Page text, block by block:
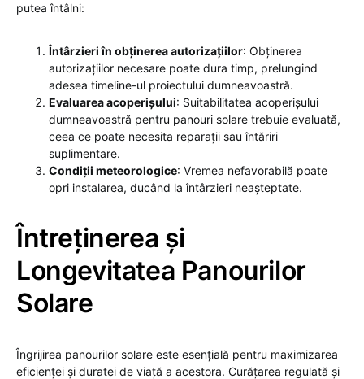
putea întâlni:
Întârzieri în obținerea autorizațiilor: Obținerea
autorizațiilor necesare poate dura timp, prelungind
adesea timeline-ul proiectului dumneavoastră.
Evaluarea acoperișului: Suitabilitatea acoperișului
dumneavoastră pentru panouri solare trebuie evaluată,
ceea ce poate necesita reparații sau întăriri
suplimentare.
Condiții meteorologice: Vremea nefavorabilă poate
opri instalarea, ducând la întârzieri neașteptate.
Întreținerea și
Longevitatea Panourilor
Solare
Îngrijirea panourilor solare este esențială pentru maximizarea
eficienței și duratei de viață a acestora. Curățarea regulată și